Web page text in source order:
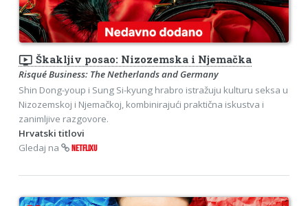
ondemand_video Škakljiv posao: Nizozemska i Njemačka
Risqué Business: The Netherlands and Germany
Shin Dong-youp i Sung Si-kyung hrabro istražuju kulturu seksa u
Nizozemskoj i Njemačkoj, kombinirajući praktična iskustva i
zanimljive razgovore.
Hrvatski titlovi
Gledaj na
NETFLIXU